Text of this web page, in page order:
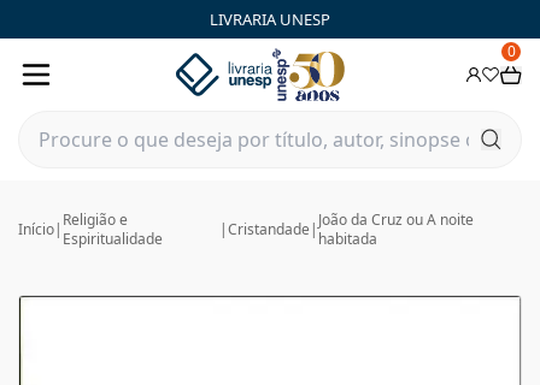
LIVRARIA UNESP
0
Início| Religião e
Espiritualidade
|Cristandade |João da Cruz ou A noite
habitada